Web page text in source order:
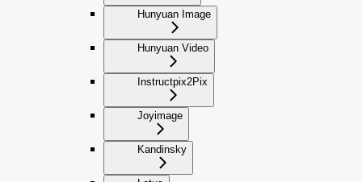
Hunyuan Image
Hunyuan Video
Instructpix2Pix
Joyimage
Kandinsky